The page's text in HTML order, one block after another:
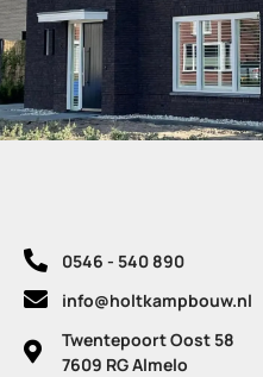
0546 - 540 890
info@holtkampbouw.nl
Twentepoort Oost 58
7609 RG Almelo